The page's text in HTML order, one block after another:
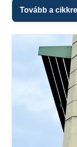
Tovább a cikkre